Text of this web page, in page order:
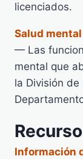
licenciados.
Salud
— Las
mental que
la División
Información